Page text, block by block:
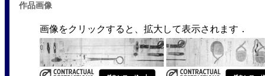
作品画像
画像をクリックすると、拡大して表示されます．